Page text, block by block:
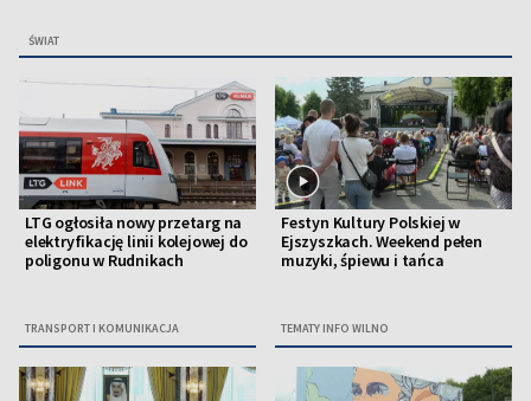
ŚWIAT
LTG ogłosiła nowy przetarg na
elektryfikację linii kolejowej do
poligonu w Rudnikach
TRANSPORT I KOMUNIKACJA
Festyn Kultury Polskiej w
Ejszyszkach. Weekend pełen
muzyki, śpiewu i tańca
TEMATY INFO WILNO